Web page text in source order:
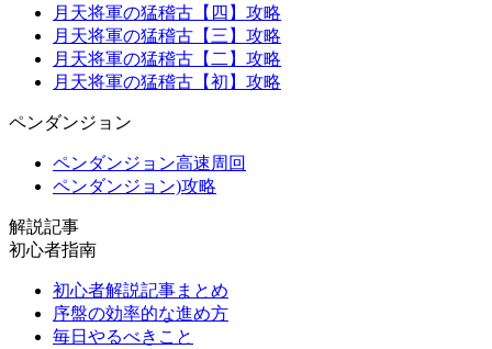
月天将軍の猛稽古【四】攻略
月天将軍の猛稽古【三】攻略
月天将軍の猛稽古【二】攻略
月天将軍の猛稽古【初】攻略
ペンダンジョン
ペンダンジョン高速周回
ペンダンジョン)攻略
解説記事
初心者指南
初心者解説記事まとめ
序盤の効率的な進め方
毎日やるべきこと